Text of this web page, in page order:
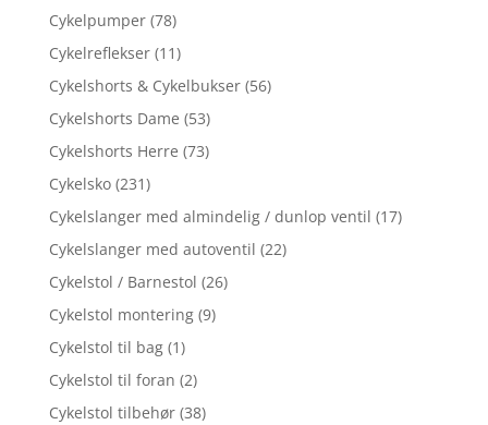
Cykelpumper (78)
Cykelreflekser (11)
Cykelshorts & Cykelbukser (56)
Cykelshorts Dame (53)
Cykelshorts Herre (73)
Cykelsko (231)
Cykelslanger med almindelig / dunlop ventil (17)
Cykelslanger med autoventil (22)
Cykelstol / Barnestol (26)
Cykelstol montering (9)
Cykelstol til bag (1)
Cykelstol til foran (2)
Cykelstol tilbehør (38)